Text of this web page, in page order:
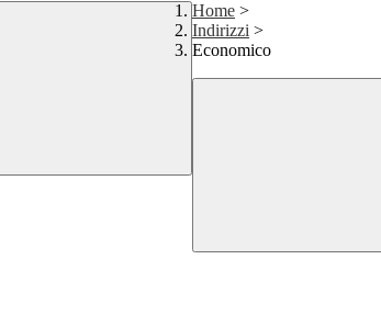
Home >
Indirizzi >
Economico